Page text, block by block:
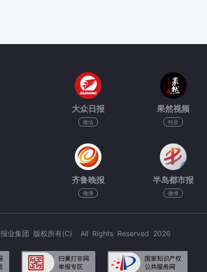
大众日报
微信
果然视频
抖音
齐鲁晚报
微博
半岛都市报
微博
业集团 版权所有(C) All Rights Reserved 2026